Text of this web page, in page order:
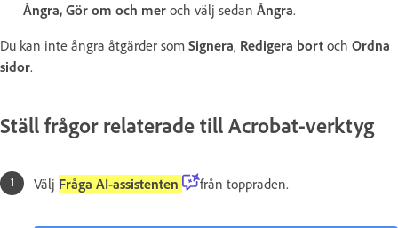
Ångra, Gör om och mer och välj sedan Ångra.
Du kan inte ångra åtgärder som Signera, Redigera bort och Ordna
sidor.
Ställ frågor relaterade till Acrobat-verktyg
Välj Fråga AI-assistenten från toppraden.